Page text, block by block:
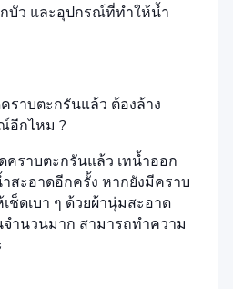
กบัว และอุปกรณ์ที่ทำให้น้ำ
ราบตะกรันแล้ว ต้องล้าง
อีกไหม ?
คราบตะกรันแล้ว เทน้ำออก
สะอาดอีกครั้ง หากยังมีคราบ
ช็ดเบา ๆ ด้วยผ้านุ่มสะอาด
ำนวนมาก สามารถทำความ